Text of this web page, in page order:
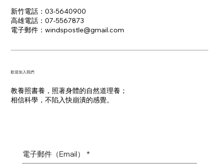
新竹電話：03-5640900
高雄電話：07-5567873
電子郵件：​windspostle@gmail.com
​歡迎加入我們
教養照書養，照著身體的自然道理養；
​相信科學，不陷入快崩潰的感覺。
電子郵件（Email） *